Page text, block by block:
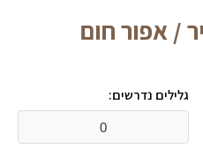
/ אפור חום
גלילים נדרשים: